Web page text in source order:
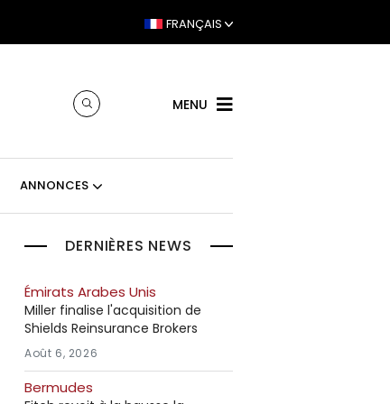
FRANÇAIS
MENU
ANNONCES
DERNIÈRES NEWS
Émirats Arabes Unis
Miller finalise l'acquisition de
Shields Reinsurance Brokers
Août 6, 2026
Bermudes